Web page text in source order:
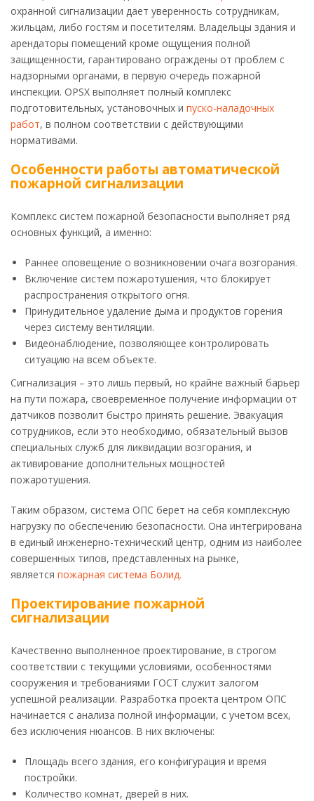
охранной сигнализации дает уверенность сотрудникам,
жильцам, либо гостям и посетителям. Владельцы здания и
арендаторы помещений кроме ощущения полной
защищенности, гарантировано ограждены от проблем с
надзорными органами, в первую очередь пожарной
инспекции. OPSX выполняет полный комплекс
подготовительных, установочных и пуско-наладочных
работ, в полном соответствии с действующими
нормативами.
Особенности работы автоматической
пожарной сигнализации
Комплекс систем пожарной безопасности выполняет ряд
основных функций, а именно:
Раннее оповещение о возникновении очага возгорания.
Включение систем пожаротушения, что блокирует
распространения открытого огня.
Принудительное удаление дыма и продуктов горения
через систему вентиляции.
Видеонаблюдение, позволяющее контролировать
ситуацию на всем объекте.
Сигнализация – это лишь первый, но крайне важный барьер
на пути пожара, своевременное получение информации от
датчиков позволит быстро принять решение. Эвакуация
сотрудников, если это необходимо, обязательный вызов
специальных служб для ликвидации возгорания, и
активирование дополнительных мощностей
пожаротушения.
Таким образом, система ОПС берет на себя комплексную
нагрузку по обеспечению безопасности. Она интегрирована
в единый инженерно-технический центр, одним из наиболее
совершенных типов, представленных на рынке,
является пожарная система Болид.
Проектирование пожарной
сигнализации
Качественно выполненное проектирование, в строгом
соответствии с текущими условиями, особенностями
сооружения и требованиями ГОСТ служит залогом
успешной реализации. Разработка проекта центром ОПС
начинается с анализа полной информации, с учетом всех,
без исключения нюансов. В них включены:
Площадь всего здания, его конфигурация и время
постройки.
Количество комнат, дверей в них.